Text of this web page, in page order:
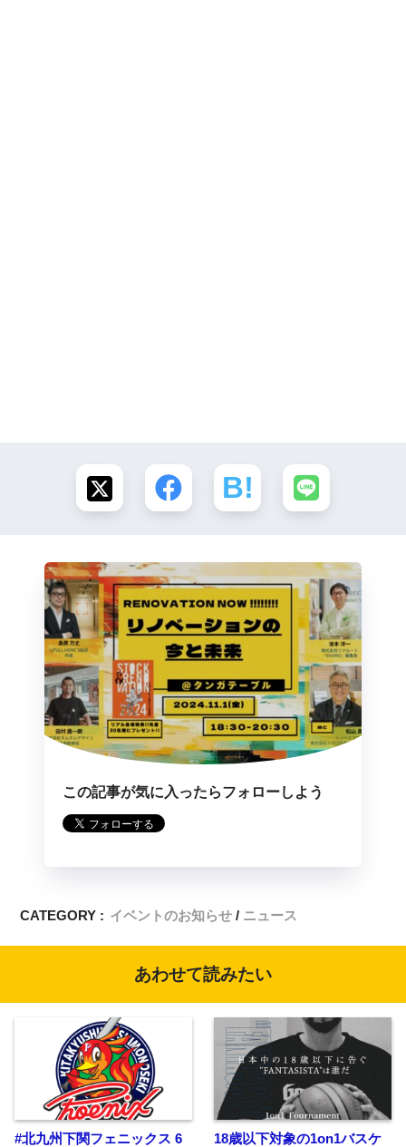
この記事が気に入ったらフォローしよう
CATEGORY : イベントのお知らせ ニュース
あわせて読みたい
#北九州下関フェニックス 6
18歳以下対象の1on1バスケ